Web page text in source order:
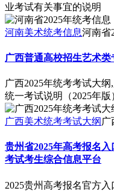
业考试有关事宜的说明
河南美术统考信息河南省
广西普通高校招生艺术类
广西2025年统考考试大
统一考试说明（2025年版
广西美术统考考试大纲 广
贵州省2025年高考报名
考试考生综合信息平台
2025贵州高考报名官方